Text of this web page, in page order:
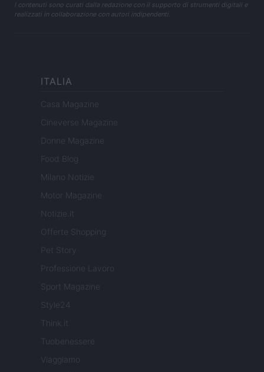
I contenuti sono curati dalla redazione con il supporto di strumenti digitali e
realizzati in collaborazione con autori indipendenti.
ITALIA
Casa Magazine
Cineverse Magazine
Donne Magazine
Food Blog
Milano Notizie
Motor Magazine
Notizie.it
Offerte Shopping
Pet Story
Professione Lavoro
Sport Magazine
Style24
Think.it
Tuobenessere
Viaggiamo